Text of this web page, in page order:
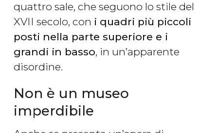
quattro sale, che seguono lo stile del
XVII secolo, con i quadri più piccoli
posti nella parte superiore e i
grandi in basso, in un’apparente
disordine.
Non è un museo
imperdibile